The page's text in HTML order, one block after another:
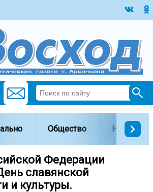
Общество Наука и
Федерации
славянской
и культуры.